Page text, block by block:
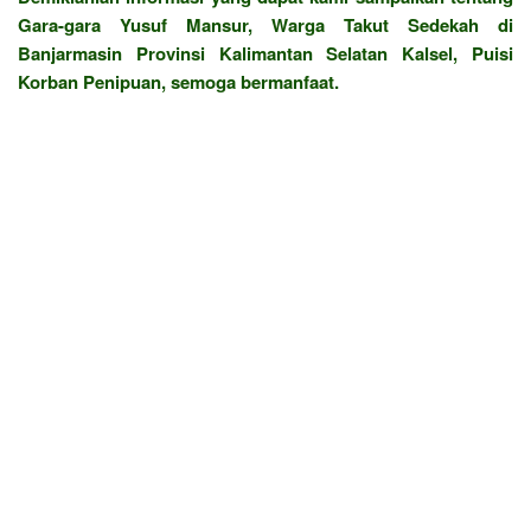
Gara-gara Yusuf Mansur, Warga Takut Sedekah di
Banjarmasin Provinsi Kalimantan Selatan Kalsel, Puisi
Korban Penipuan, semoga bermanfaat.